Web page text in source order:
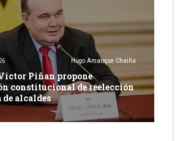
Hugo Amanque Chaiña
Piñan propone
constitucional de reelección
alcaldes